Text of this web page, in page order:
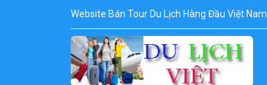
Website Bán Tour Du Lịch Hàng Đầu Việt Nam